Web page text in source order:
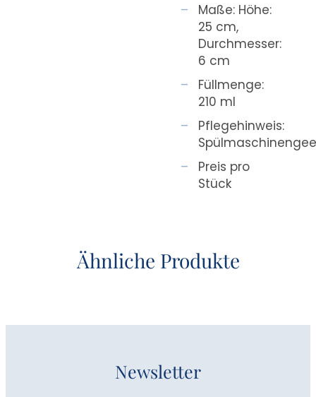
Maße: Höhe:
25 cm,
Durchmesser:
6 cm
Füllmenge:
210 ml
Pflegehinweis:
Preis pro
Stück
Ähnliche Produkte
Newsletter